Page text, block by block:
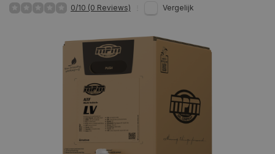
0/10 (0 Reviews) Vergelijk